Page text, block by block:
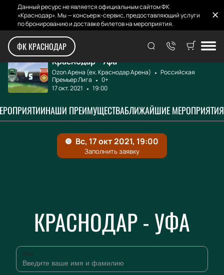
Данный ресурс не является официальным сайтом ФК
«Краснодар». Мы — консьерж-сервис, предоставляющий услуги
по бронированию и доставке билетов на мероприятия.
ФК КРАСНОДАР
Главная Афиша и билеты Краснодар - Уфа
Краснодар - Уфа
Ozon Арена (ex. Краснодар Арена)
Российская
Премьер Лига
0+
17 окт. 2021
19:00
НАШИ ПРЕИМУЩЕСТВАБЛИЖАЙШИЕ МЕРОПРИЯТИЯ
КРАСНОДАР - УФА
Имя